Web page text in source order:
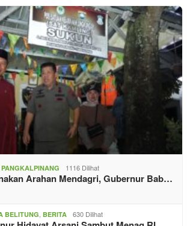
PANGKALPINANG 1116 Dilihat
Arahan Mendagri, Gubernur Bab…
BELITUNG BERITA 630 Dilihat